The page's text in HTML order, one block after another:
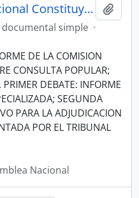
Actas Asamblea Nacional Constituyente 97-98
simple ·
DE LA COMISION
CONSULTA POPULAR;
DEBATE: INFORME
SEGUNDA
PARA LA ADJUDICACION
POR EL TRIBUNAL
Nacional